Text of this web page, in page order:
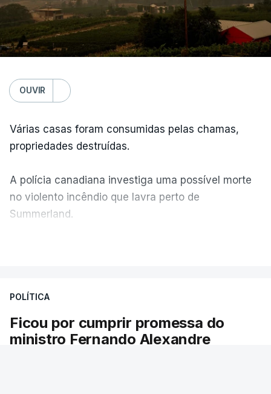
OUVIR
Várias casas foram consumidas pelas chamas,
propriedades destruídas.
A polícia canadiana investiga uma possível morte
no violento incêndio que lavra perto de
Summerland.
ERRO100
ERROR ON HTML5 MEDIA ELEMENT
POLÍTICA
Ficou por cumprir promessa do
ministro Fernando Alexandre